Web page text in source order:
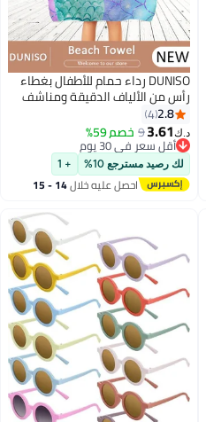
2
DUNISO رداء حمام للأطفال بغطاء
رأس من الألياف الدقيقة ومناشف
شاطئ حورية البحر للسفر ومنشفة
سريعة الجفاف للسباحين ومناشف
شاطئ مقاومة للرمال للأطفال
ومناشف حمام سباحة رائعة
وإكسسوارات شاطئ ومنشفة فائقة
الامتصاص
2.8
4
د.ك‏3.61
9خصم 59%
أقل سعر في 30 يوم
أقل سعر في 30 يوم
لك رصيد مسترجع 10% + 1
احصل عليه خلال 14 - 15